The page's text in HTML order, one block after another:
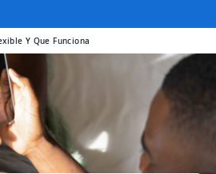
Y Que Funciona